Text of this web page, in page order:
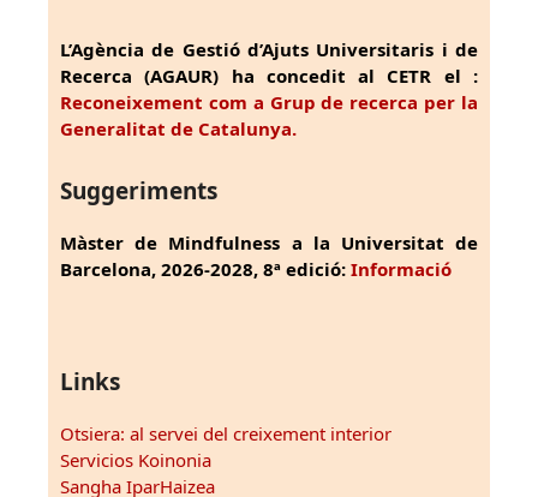
L’Agència de Gestió d’Ajuts Universitaris i de
Recerca (AGAUR) ha concedit al CETR el :
Reconeixement com a Grup de recerca per la
Generalitat de Catalunya.
Suggeriments
Màster de Mindfulness a la Universitat de
Barcelona, 2026-2028, 8ª edició: Informació
Links
Otsiera: al servei del creixement interior
Servicios Koinonia
Sangha IparHaizea